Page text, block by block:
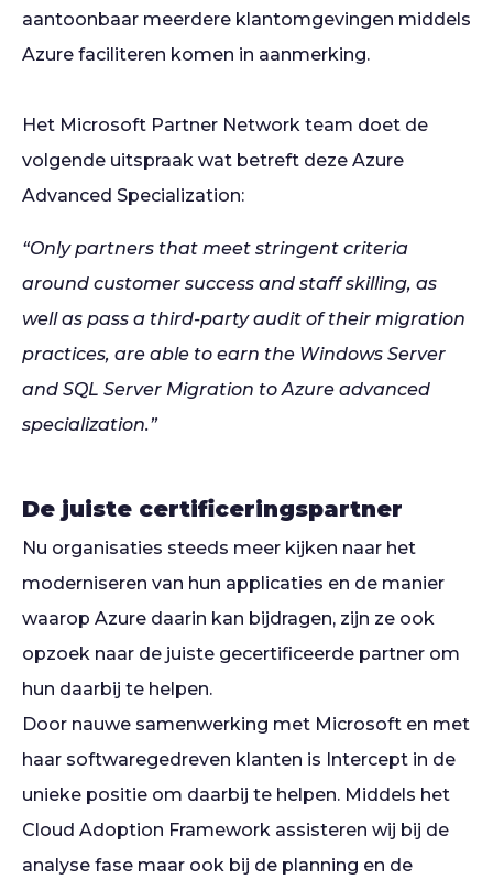
aantoonbaar meerdere klantomgevingen middels
Azure faciliteren komen in aanmerking.
Het Microsoft Partner Network team doet de
volgende uitspraak wat betreft deze Azure
Advanced Specialization:
“Only partners that meet stringent criteria
around customer success and staff skilling, as
well as pass a third-party audit of their migration
practices, are able to earn the Windows Server
and SQL Server Migration to Azure advanced
specialization.”
De juiste certificeringspartner
Nu organisaties steeds meer kijken naar het
moderniseren van hun applicaties en de manier
waarop Azure daarin kan bijdragen, zijn ze ook
opzoek naar de juiste gecertificeerde partner om
hun daarbij te helpen.
Door nauwe samenwerking met Microsoft en met
haar softwaregedreven klanten is Intercept in de
unieke positie om daarbij te helpen. Middels het
Cloud Adoption Framework assisteren wij bij de
analyse fase maar ook bij de planning en de